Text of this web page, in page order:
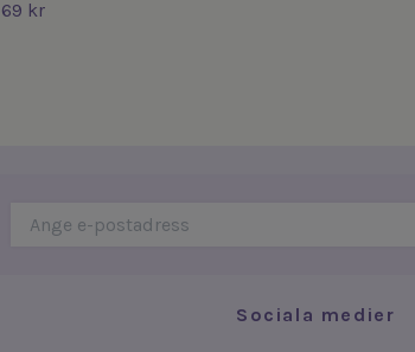
69 kr
Sociala medier